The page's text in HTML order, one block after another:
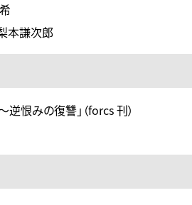
本謙次郎
逆恨みの復讐」（forcs 刊）